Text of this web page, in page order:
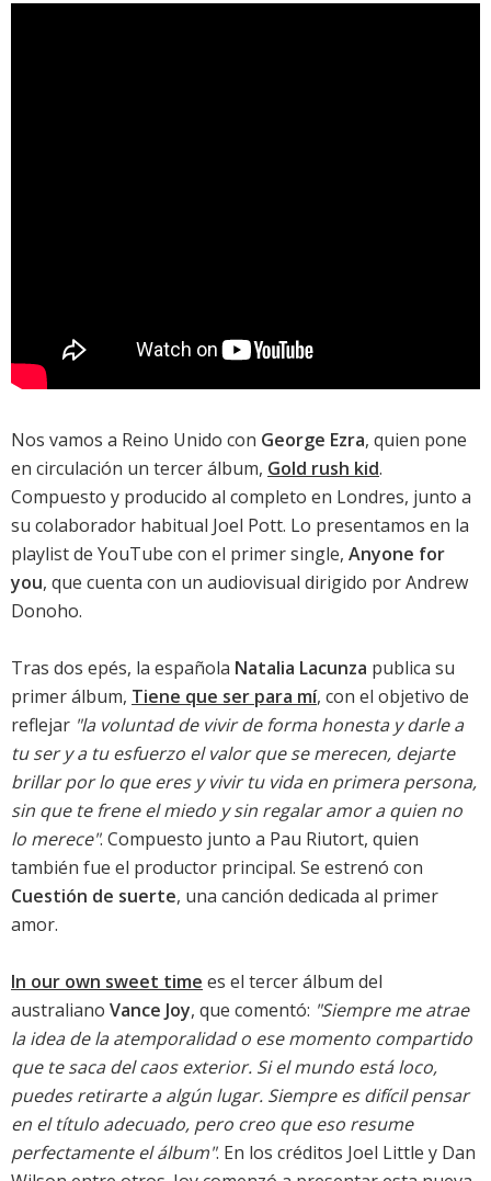
Nos vamos a Reino Unido con George Ezra, quien pone
en circulación un tercer álbum, Gold rush kid.
Compuesto y producido al completo en Londres, junto a
su colaborador habitual Joel Pott. Lo presentamos en la
playlist de YouTube con el primer single, Anyone for
you, que cuenta con un audiovisual dirigido por Andrew
Donoho.
Tras dos epés, la española Natalia Lacunza publica su
primer álbum, Tiene que ser para mí, con el objetivo de
reflejar "la voluntad de vivir de forma honesta y darle a
tu ser y a tu esfuerzo el valor que se merecen, dejarte
brillar por lo que eres y vivir tu vida en primera persona,
sin que te frene el miedo y sin regalar amor a quien no
lo merece". Compuesto junto a Pau Riutort, quien
también fue el productor principal. Se estrenó con
Cuestión de suerte, una canción dedicada al primer
amor.
In our own sweet time es el tercer álbum del
australiano Vance Joy, que comentó: "Siempre me atrae
la idea de la atemporalidad o ese momento compartido
que te saca del caos exterior. Si el mundo está loco,
puedes retirarte a algún lugar. Siempre es difícil pensar
en el título adecuado, pero creo que eso resume
perfectamente el álbum". En los créditos Joel Little y Dan